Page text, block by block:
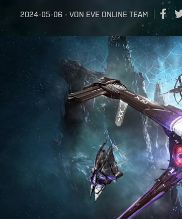
2024-05-06 - VON EVE ONLINE TEAM